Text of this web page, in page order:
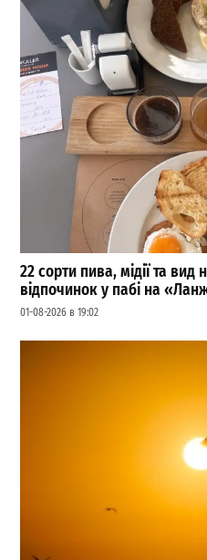
22 сорти пива, мідії та
відпочинок у пабі на
01-08-2026 в 19:02